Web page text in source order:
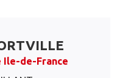
Ile-de-France